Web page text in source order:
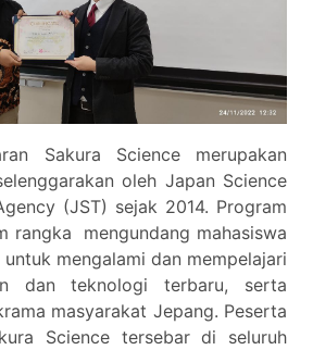
Sakura Science merupakan
oleh Japan Science
(JST) sejak 2014. Program
rangka mengundang mahasiswa
mengalami dan mempelajari
dan teknologi terbaru, serta
masyarakat Jepang. Peserta
Science tersebar di seluruh